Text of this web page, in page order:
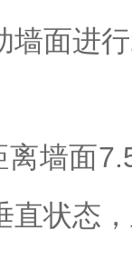
墙面进
墙面
直状态